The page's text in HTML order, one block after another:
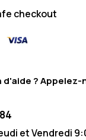
checkout
d'aide ? Appelez-
et Vendredi